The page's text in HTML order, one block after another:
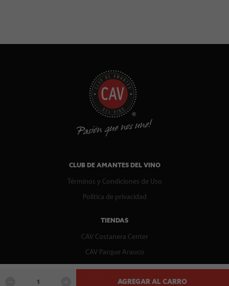
AGREGAR AL CARRO
CLUB DE AMANTES DEL VINO
Términos y Condiciones de Uso
Política de privacidad
TIENDAS
CAV Costanera Center
CAV Parque Arauco